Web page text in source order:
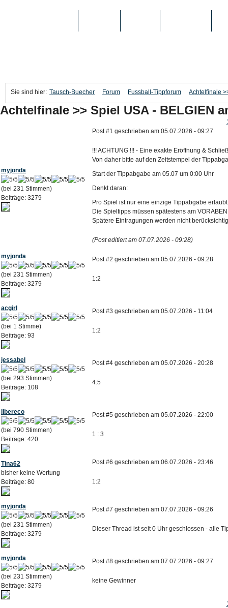
Sie sind hier: Tausch-Buecher Forum Fussball-Tippforum Achtelfinale
Achtelfinale >> Spiel USA - BELGIEN
myjonda
(bei 231 Stimmen)
Beiträge: 3279
Post #1 geschrieben am 05.07.2026 - 09:27
!!! ACHTUNG !!! - Eine exakte Eröffnung &
Von daher bitte auf den Zeitstempel der
Start der Tippabgabe am 05.07 um 0:00 Uhr
Denkt daran:
Pro Spiel ist nur eine einzige Tippabgabe erlaubt
Die Spieltipps müssen spätestens am
Spätere Eintragungen werden nicht
(Post editiert am 07.07.2026 - 09:28)
myjonda
(bei 231 Stimmen)
Beiträge: 3279
Post #2 geschrieben am 05.07.2026 - 09:28
1:2
acgirl
(bei 1 Stimme)
Beiträge: 93
Post #3 geschrieben am 05.07.2026 - 11:04
1:2
jessabel
(bei 293 Stimmen)
Beiträge: 108
Post #4 geschrieben am 05.07.2026 - 20:28
4:5
libereco
(bei 790 Stimmen)
Beiträge: 420
Post #5 geschrieben am 05.07.2026 - 22:00
1 : 3
Tina62
bisher keine Wertung
Beiträge: 80
Post #6 geschrieben am 06.07.2026 - 23:46
1:2
myjonda
(bei 231 Stimmen)
Beiträge: 3279
Post #7 geschrieben am 07.07.2026 - 09:26
Dieser Thread ist seit 0 Uhr geschlossen - alle
myjonda
(bei 231 Stimmen)
Beiträge: 3279
Post #8 geschrieben am 07.07.2026 - 09:27
keine Gewinner